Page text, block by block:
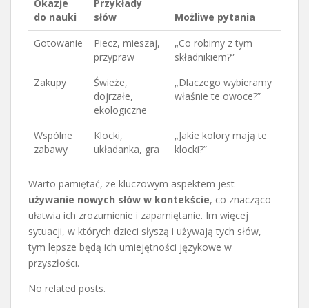
Okazje
do nauki
Przykłady
słów
Możliwe pytania
Gotowanie
Piecz, mieszaj,
przypraw
„Co robimy z tym
składnikiem?”
Zakupy
Świeże,
dojrzałe,
ekologiczne
„Dlaczego wybieramy
właśnie te owoce?”
Wspólne
zabawy
Klocki,
układanka, gra
„Jakie kolory mają te
klocki?”
Warto pamiętać, że kluczowym aspektem jest
używanie nowych słów w kontekście, co znacząco
ułatwia ich zrozumienie i zapamiętanie. Im więcej
sytuacji, w których dzieci słyszą i używają tych słów,
tym lepsze będą ich umiejętności językowe w
przyszłości.
No related posts.